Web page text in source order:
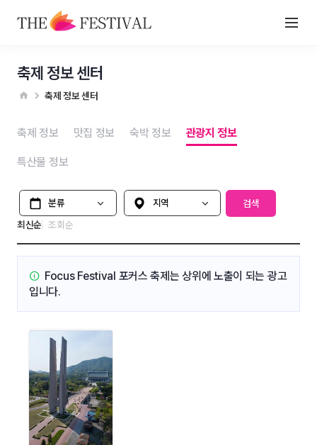
축제 정보 센터
축제 정보 센터
축제 정보 맛집 정보 숙박 정보 관광지 정보
특산물 정보
분류 지역 선택
검색
최신순
조회순
Focus Festival 포커스 축제는 상위에 노출이 되는 광고
입니다.